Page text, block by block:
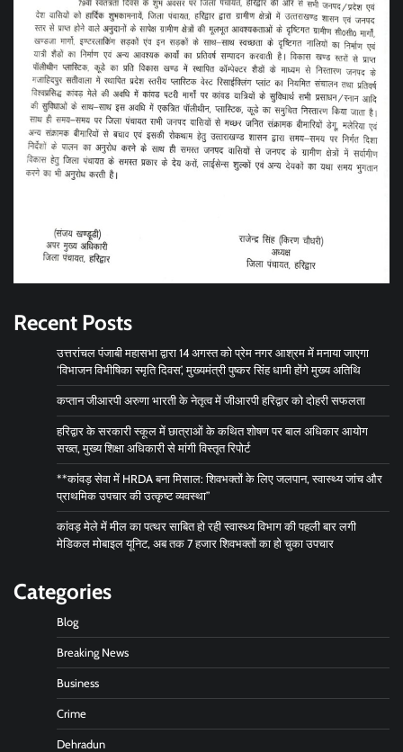
Recent Posts
उत्तरांचल पंजाबी महासभा द्वारा 14 अगस्त को प्रेम नगर आश्रम में मनाया जाएगा
‘विभाजन विभीषिका स्मृति दिवस’, मुख्यमंत्री पुष्कर सिंह धामी होंगे मुख्य अतिथि
कप्तान जीआरपी अरुणा भारती के नेतृत्व में जीआरपी हरिद्वार को दोहरी सफलता
हरिद्वार के सरकारी स्कूल में छात्राओं के कथित शोषण पर बाल अधिकार आयोग
सख्त, मुख्य शिक्षा अधिकारी से मांगी विस्तृत रिपोर्ट
**कांवड़ सेवा में HRDA बना मिसाल: शिवभक्तों के लिए जलपान, स्वास्थ्य जांच और
प्राथमिक उपचार की उत्कृष्ट व्यवस्था”
कांवड़ मेले में मील का पत्थर साबित हो रही स्वास्थ्य विभाग की पहली बार लगी
मेडिकल मोबाइल यूनिट, अब तक 7 हजार शिवभक्तों का हो चुका उपचार
Categories
Blog
Breaking News
Business
Crime
Dehradun